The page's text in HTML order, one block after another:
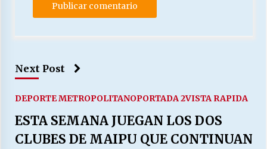
Next Post
DEPORTE METROPOLITANOPORTADA 2VISTA RAPIDA
ESTA SEMANA JUEGAN LOS DOS
CLUBES DE MAIPU QUE CONTINUAN